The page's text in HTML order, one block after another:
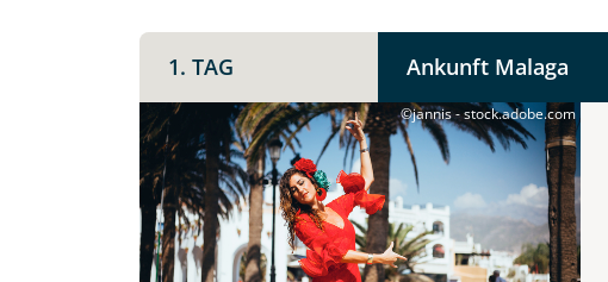
1. TAG Ankunft Malaga
©jannis - stock.adobe.com